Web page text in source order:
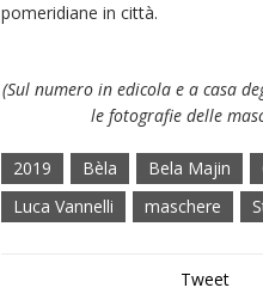
pomeridiane in città.
(Sul numero in edicola e a casa
le fotografie delle
2019 Bèla Bela Majin
Luca Vannelli
maschere
Tweet